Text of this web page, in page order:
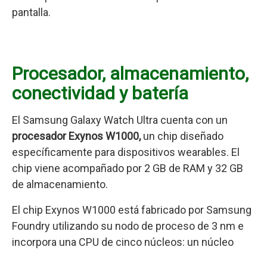
pantalla.
Procesador, almacenamiento,
conectividad y batería
El Samsung Galaxy Watch Ultra cuenta con un
procesador ExynosW1000,un chip diseñado
específicamente para dispositivos wearables. El
chip viene acompañado por 2 GB de RAM y 32 GB
de almacenamiento.
El chip Exynos W1000 está fabricado por Samsung
Foundry utilizando su nodo de proceso de 3 nm e
incorpora una CPU de cinco núcleos: un núcleo